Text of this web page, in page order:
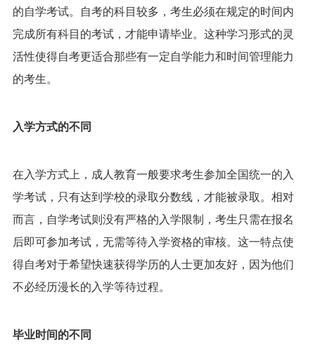
的自学考试。自考的科目较多，考生必须在规定的时间内
完成所有科目的考试，才能申请毕业。这种学习形式的灵
活性使得自考更适合那些有一定自学能力和时间管理能力
的考生。
入学方式的不同
在入学方式上，成人教育一般要求考生参加全国统一的入
学考试，只有达到学校的录取分数线，才能被录取。相对
而言，自学考试则没有严格的入学限制，考生只需在报名
后即可参加考试，无需等待入学资格的审核。这一特点使
得自考对于希望快速获得学历的人士更加友好，因为他们
不必经历漫长的入学等待过程。
毕业时间的不同